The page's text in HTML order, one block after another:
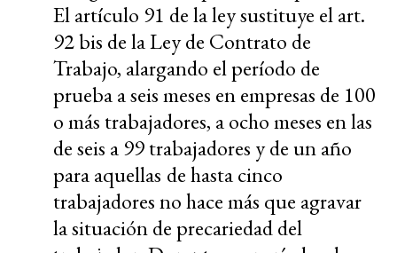
El artículo 91 de la ley sustituye el art.
92 bis de la Ley de Contrato de
Trabajo, alargando el período de
prueba a seis meses en empresas de 100
o más trabajadores, a ocho meses en las
de seis a 99 trabajadores y de un año
para aquellas de hasta cinco
trabajadores no hace más que agravar
la situación de precariedad del